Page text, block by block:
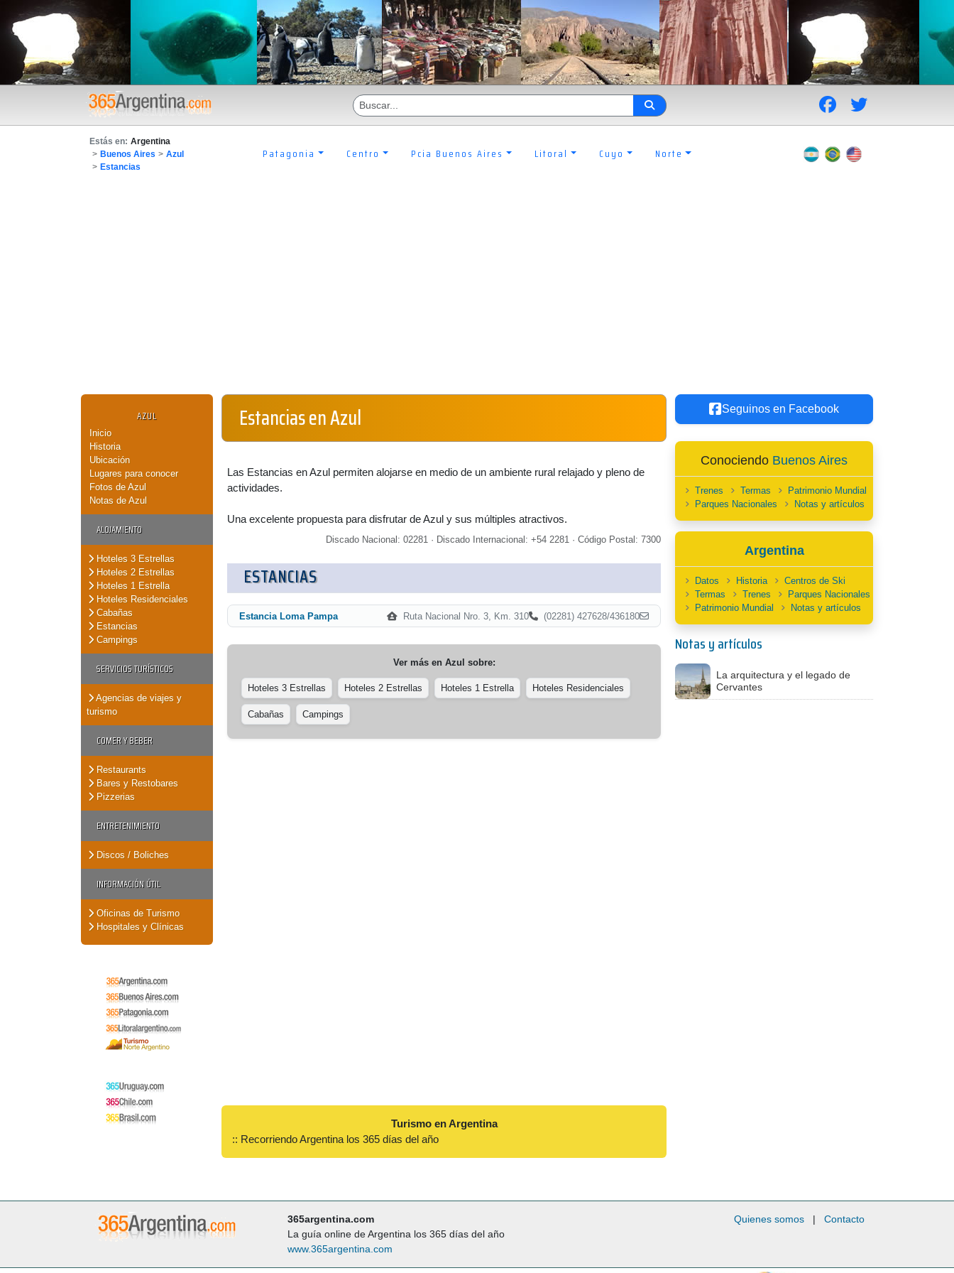
Estás en: Argentina
> Buenos Aires > Azul
> Estancias
Patagonia Centro Pcia Buenos Aires Litoral Cuyo Norte
AZUL
Inicio
Historia
Ubicación
Lugares para conocer
Fotos de Azul
Notas de Azul
ALOJAMIENTO
Hoteles 3 Estrellas
Hoteles 2 Estrellas
Hoteles 1 Estrella
Hoteles Residenciales
Cabañas
Estancias
Campings
SERVICIOS TURÍSTICOS
Agencias de viajes y
turismo
COMER Y BEBER
Restaurants
Bares y Restobares
Pizzerias
ENTRETENIMIENTO
Discos / Boliches
INFORMACIÓN ÚTIL
Oficinas de Turismo
Hospitales y Clínicas
Estancias en Azul
Las Estancias en Azul permiten alojarse en medio de un ambiente rural relajado y pleno de
actividades.
Una excelente propuesta para disfrutar de Azul y sus múltiples atractivos.
Discado Nacional: 02281 · Discado Internacional: +54 2281 · Código Postal: 7300
ESTANCIAS
Estancia Loma Pampa Ruta Nacional Nro. 3, Km. 310 (02281) 427628/436180
Ver más en Azul sobre:
Hoteles 3 Estrellas Hoteles 2 Estrellas Hoteles 1 Estrella Hoteles Residenciales
Cabañas Campings
Turismo en Argentina
:: Recorriendo Argentina los 365 días del año
Seguinos en Facebook
Conociendo Buenos Aires
Trenes Termas
Patrimonio Mundial
Parques Nacionales
Notas y artículos
Argentina
Datos Historia
Centros de Ski
Termas
Trenes
Parques Nacionales
Patrimonio Mundial
Notas y artículos
Notas y artículos
La arquitectura y el legado de
Cervantes
365argentina.com
La guía online de Argentina los 365 días del año
www.365argentina.com
Quienes somos | Contacto